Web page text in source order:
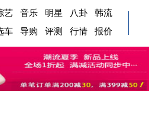
艺 音乐 明星 八卦
韩流
车 导购 评测 行情 报价